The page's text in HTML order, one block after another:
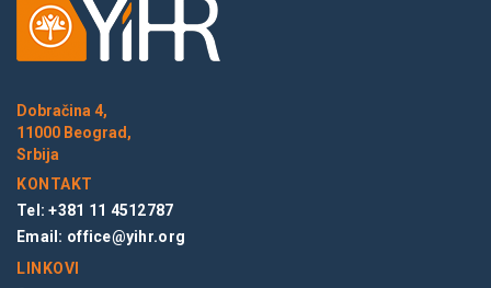
Dobračina 4,
11000 Beograd,
Srbija
KONTAKT
Tel: +381 11 4512787
Email: office@yihr.org
LINKOVI